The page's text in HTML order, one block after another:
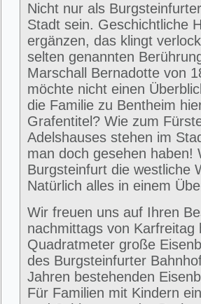
Nicht nur als
Stadt sein. Geschichtliche
ergänzen, das klingt
selten genannten
Marschall Bernadotte von
möchte nicht einen
die Familie zu Bentheim
Grafentitel? Wie zum
Adelshauses stehen im
man doch gesehen
Burgsteinfurt die westliche
Natürlich alles in einem
Wir freuen uns auf Ihren
nachmittags von
Quadratmeter große
des Burgsteinfurter
Jahren bestehenden
Für Familien mit Kindern